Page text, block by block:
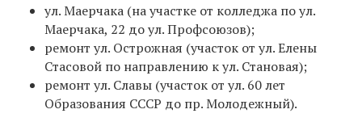
ул. Маерчака (на участке от колледжа по ул.
Маерчака, 22 до ул. Профсоюзов);
ремонт ул. Острожная (участок от ул. Елены
Стасовой по направлению к ул. Становая);
ремонт ул. Славы (участок от ул. 60 лет
Образования СССР до пр. Молодежный).